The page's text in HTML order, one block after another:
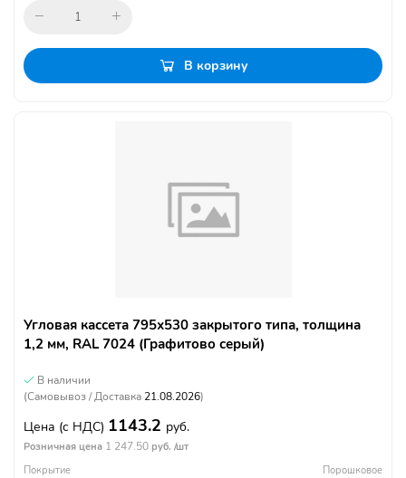
В корзину
Угловая кассета 795х530 закрытого типа, толщина
1,2 мм, RAL 7024 (Графитово серый)
В наличии
(Самовывоз / Доставка 21.08.2026)
Цена (с НДС) 1143.2 руб.
Розничная цена 1 247.50 руб. /шт
Покрытие
Порошковое